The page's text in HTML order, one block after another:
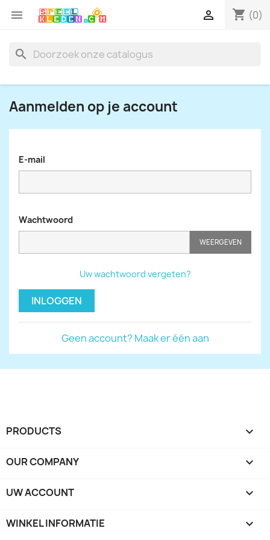
 shopping_cart (0)

search
Aanmelden op je account
E-mail
Wachtwoord
WEERGEVEN
Uw wachtwoord vergeten?
INLOGGEN
Geen account? Maak er één aan
PRODUCTS 
OUR COMPANY 
UW ACCOUNT 
WINKEL INFORMATIE keyboard_arrow_down